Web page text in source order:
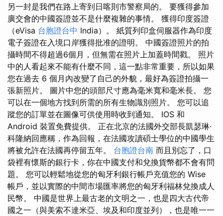
另一封是我們在路上寄到日喀則市警察局的。 要獲得參加
廣交會的中國簽證並不是什麼複雜的事情。 獲得印度簽證
（eVisa 台胞證台中 India）。 紙質列印盒伺服器作為印度
電子簽證在入境口岸獲得批准的證明。 中國簽證照片的拍
攝時間不得超過6個月，但無需在照片上加蓋時間戳。 照片
中的人看起來不能有什麼不同，這一點非常重要，所以如果
您在過去 6 個月內改變了自己的外貌，最好為簽證拍攝一
張新照片。 圖片中您的頭部尺寸應為毫米寬和毫米長。 您
可以在一個地方找到所需的所有生物識別照片。 您可以追
蹤您的訂單並在圖像可供使用時收到通知。 IOS 和
Android 裝置免費提供。 正在北京的法國外交部長凱瑟琳·
科隆納回應稱，作為回報，在法國攻讀碩士學位的中國學生
將被允許在法國再停留五年。 台胞證台南 而且別忘了，口
袋裡有懷斯的銀行卡，你在中國支付和兌換貨幣都不會有問
題。 您可以輕鬆地從您的匈牙利銀行帳戶充值您的 Wise
帳戶，並以實際的中間市場匯率將您的匈牙利福林兌換成人
民幣。 中國是世界上最古老的文明之一，也是四大古代帝
國之一（與美索不達米亞、埃及和印度並列），也是唯一一